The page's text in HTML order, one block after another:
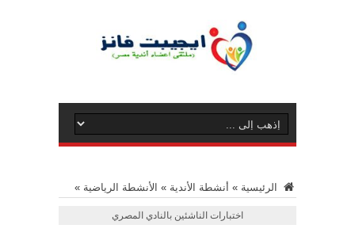
الرئيسية » أنشطة الأندية » الأنشطة الرياضية »
اختبارات الناشئين بالنادي المصري